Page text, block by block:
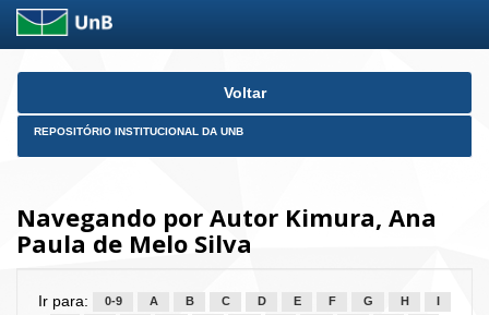
Skip
Voltar
REPOSITÓRIO INSTITUCIONAL DA UNB
Navegando por Autor Kimura, Ana
Paula de Melo Silva
Ir para: 0-9 A B C D E F G H